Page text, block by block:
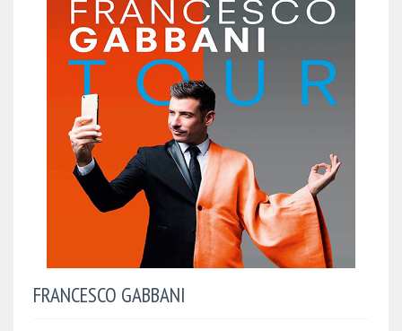
FRANCESCO GABBANI